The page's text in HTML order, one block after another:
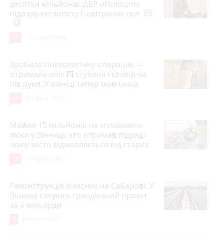
десятки мільйонів: ДБР оголосило
підозру екслогісту Повітряних сил
Зробила гінекологічну операцію —
отримала опік ІІІ ступеня і келоїд на
пів руки. У клініці тепер мовчанка
Майже 15 мільйонів на «плаваючі»
люки у Вінниці: хто отримав підряд і
чому місто відмовляється від старих
Реконструкція очисних на Сабарові. У
Вінниці готують грандіозний проєкт
за 4 мільярди